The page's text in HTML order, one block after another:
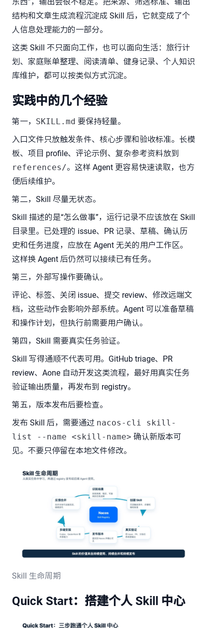
结构和文章生成流程沉淀成 Skill 后，它就变成了个
人信息处理能力的一部分。
这类 Skill 不只面向工作，也可以面向生活：旅行计
划、家庭账单整理、阅读清单、健身记录、个人知识
库维护，都可以按类似方式沉淀。
实践中的几个经验
第一， SKILL.md 要保持轻量。
入口文件只放触发条件、核心步骤和验收标准。长模
板、项目 profile、评论示例、复杂参考资料放到
references/。这样 Agent 更容易快速读取，也方
便后续维护。
第二，Skill 尽量无状态。
Skill 描述的是“怎么做事”，运行记录不应该放在 Skill
目录里。已处理的 issue、PR 记录、草稿、确认历
史和任务进度，应放在 Agent 无关的用户工作区。
这样换 Agent 后仍然可以接续已有任务。
第三，外部写操作要确认。
评论、标签、关闭 issue、提交 review、修改远端文
档，这些动作会影响外部系统。Agent 可以准备草稿
和操作计划，但执行前需要用户确认。
第四，Skill 需要真实任务验证。
Skill 写得通顺不代表可用。GitHub triage、PR
review、Aone 自动开发这类流程，最好用真实任务
验证输出质量，再发布到 registry。
第五，版本发布后要检查。
发布 Skill 后，需要通过 nacos-cli skill-
list --name <skill-name> 确认新版本可
见。不要只停留在本地文件修改。
Skill 生命周期
Quick Start：搭建个人 Skill 中心